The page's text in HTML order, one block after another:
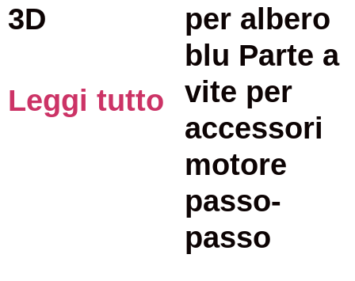
3D
Leggi tutto
per albero
blu Parte a
vite per
accessori
motore
passo-
passo